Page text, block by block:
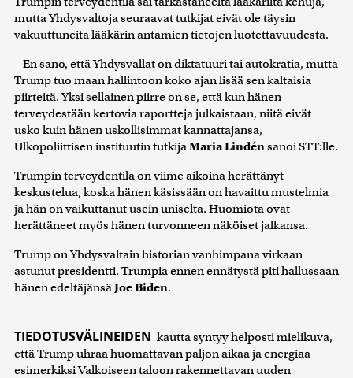
mutta Yhdysvaltoja seuraavat tutkijat eivät ole täysin
vakuuttuneita lääkärin antamien tietojen luotettavuudesta.
– En sano, että Yhdysvallat on diktatuuri tai autokratia, mutta
Trump tuo maan hallintoon koko ajan lisää sen kaltaisia
piirteitä. Yksi sellainen piirre on se, että kun hänen
terveydestään kertovia raportteja julkaistaan, niitä eivät
usko kuin hänen uskollisimmat kannattajansa,
Ulkopoliittisen instituutin tutkijaMaria Lindénsanoi STT:lle.
Trumpin terveydentila on viime aikoina herättänyt
keskustelua, koska hänen käsissään on havaittu mustelmia
ja hän on vaikuttanut usein uniselta. Huomiota ovat
herättäneet myös hänen turvonneen näköiset jalkansa.
Trump on Yhdysvaltain historian vanhimpana virkaan
astunut presidentti. Trumpia ennen ennätystä piti hallussaan
hänen edeltäjänsäJoe Biden.
TIEDOTUSVÄLINEIDEN kautta syntyy helposti mielikuva,
että Trump uhraa huomattavan paljon aikaa ja energiaa
esimerkiksi Valkoiseen taloon rakennettavan uuden